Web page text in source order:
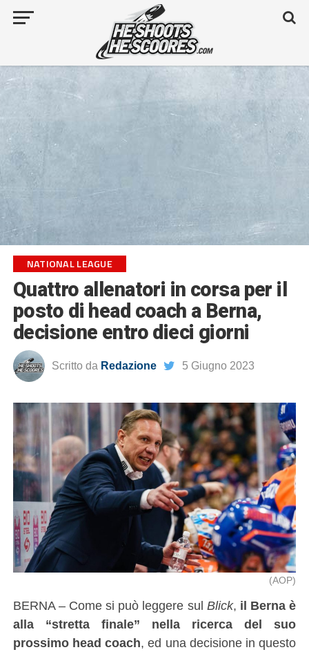
NATIONAL LEAGUE
Quattro allenatori in corsa per il
posto di head coach a Berna,
decisione entro dieci giorni
Scritto da Redazione 5 Giugno 2023
(AOP)
BERNA – Come si può leggere sul Blick, il Berna è
alla “stretta finale” nella ricerca del suo
prossimo head coach, ed una decisione in questo